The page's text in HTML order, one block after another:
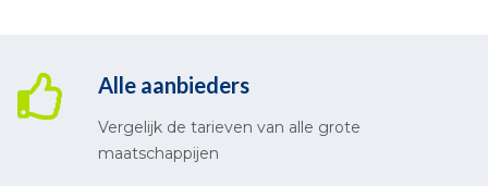
Alle aanbieders
Vergelijk de tarieven van alle grote
maatschappijen